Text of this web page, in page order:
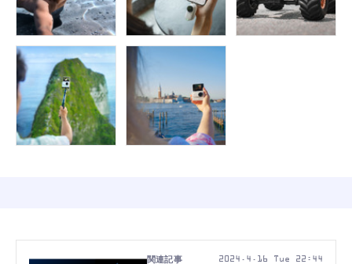
2024.4.16 Tue 22:44